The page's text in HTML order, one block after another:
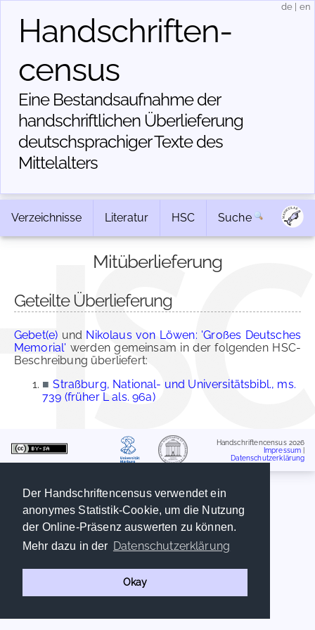
Der Handschriftencensus verwendet ein
anonymes Statistik-Cookie, um die Nutzung
der Online-Präsenz auswerten zu können.
Mehr dazu in der Datenschutzerklärung
Okay
Handschriften­
census
Eine Bestandsaufnahme der
handschriftlichen Über­lieferung
deutschsprachiger Texte des
Mittelalters
de en
Verzeichnisse Literatur HSC Suche
Mitüberlieferung
Geteilte Überlieferung
Gebet(e) und Nikolaus von Löwen: 'Großes Deutsches
Memorial' werden gemeinsam in der folgenden HSC-
Beschreibung überliefert:
■ Straßburg, National- und Universitätsbibl., ms.
739 (früher L als. 96a)
Handschriftencensus 2026
Impressum
Datenschutzerklärung